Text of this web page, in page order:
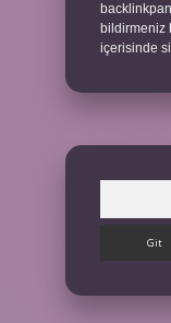
bildirmeniz
içerisinde